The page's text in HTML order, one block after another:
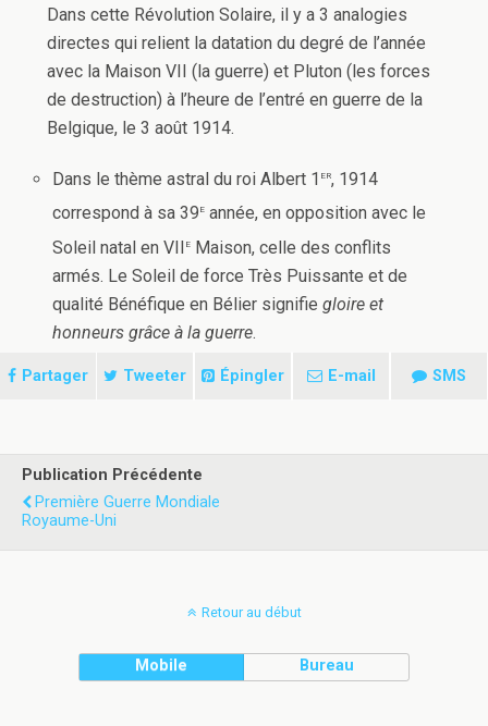
Dans cette Révolution Solaire, il y a 3 analogies
directes qui relient la datation du degré de l’année
avec la Maison VII (la guerre) et Pluton (les forces
de destruction) à l’heure de l’entré en guerre de la
Belgique, le 3 août 1914.
Dans le thème astral du roi Albert 1 er, 1914
correspond à sa 39e année, en opposition avec le
Soleil natal en VIIe Maison, celle des conflits
armés. Le Soleil de force Très Puissante et de
qualité Bénéfique en Bélier signifiegloire et
honneurs grâce à la guerre.
Partager Tweeter Épingler E-mail SMS
Publication Précédente
Première Guerre Mondiale
Royaume-Uni
Retour au début
Mobile Bureau